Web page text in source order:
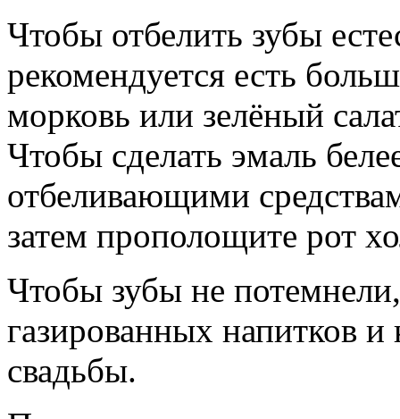
Чтобы отбелить зубы
рекомендуется есть
морковь или зелёный
Чтобы сделать эмаль
отбеливающими
затем прополощите рот
Чтобы зубы не
газированных напитков
свадьбы.